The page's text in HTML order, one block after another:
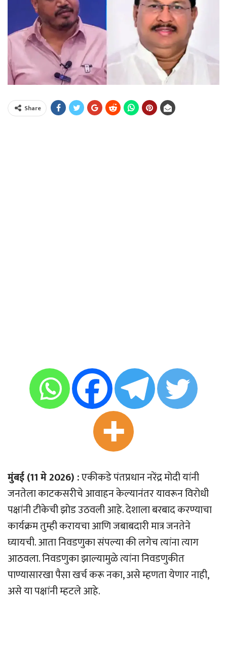
Share
मुंबई (11 मे 2026) :एकीकडे पंतप्रधान नरेंद्र मोदी यांनी
जनतेला काटकसरीचे आवाहन केल्यानंतर यावरून विरोधी
पक्षांनी टीकेची झोड उठवली आहे. देशाला बरबाद करण्याचा
कार्यक्रम तुम्ही करायचा आणि जबाबदारी मात्र जनतेने
घ्यायची. आता निवडणुका संपल्या की लगेच त्यांना त्याग
आठवला. निवडणुका झाल्यामुळे त्यांना निवडणुकीत
पाण्यासारखा पैसा खर्च करू नका, असे म्हणता येणार नाही,
असे या पक्षांनी म्हटले आहे.